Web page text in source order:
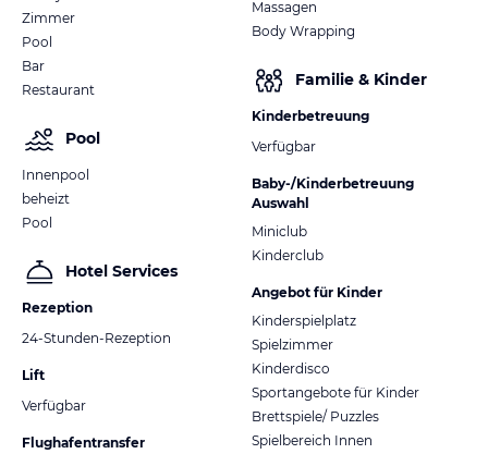
Zimmer
Pool
Bar
Restaurant
Pool
Innenpool
beheizt
Pool
Hotel Services
Rezeption
24-Stunden-Rezeption
Lift
Verfügbar
Flughafentransfer
Massagen
Body Wrapping
Familie & Kinder
Kinderbetreuung
Verfügbar
Baby-/Kinderbetreuung
Auswahl
Miniclub
Kinderclub
Angebot für Kinder
Kinderspielplatz
Spielzimmer
Kinderdisco
Sportangebote für Kinder
Brettspiele/ Puzzles
Spielbereich Innen